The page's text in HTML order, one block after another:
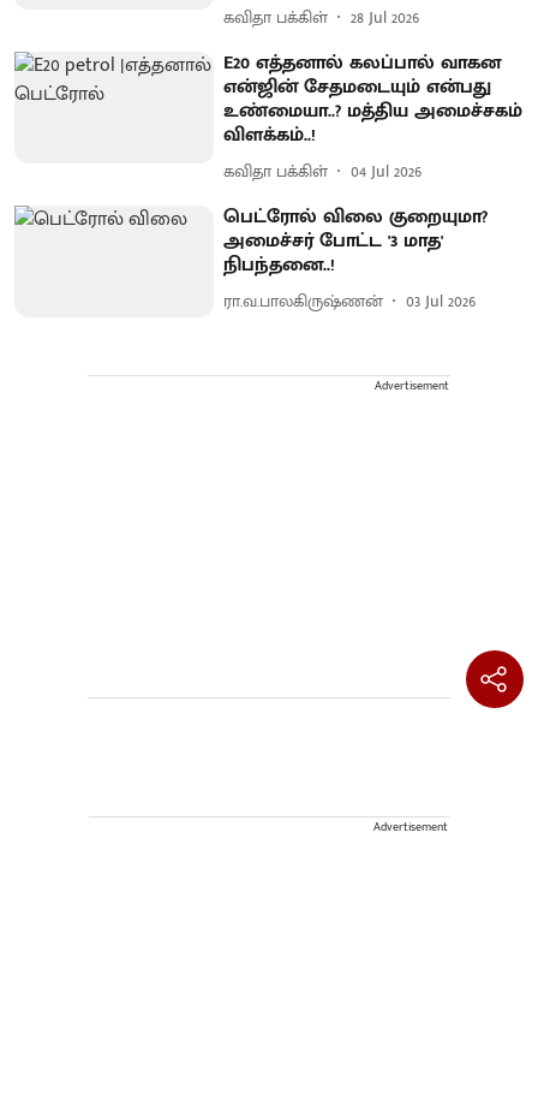
கவிதா பக்கிள் 28 Jul 2026
E20 எத்தனால் கலப்பால் வாகன
என்ஜின் சேதமடையும் என்பது
உண்மையா..? மத்திய அமைச்சகம்
விளக்கம்..!
கவிதா பக்கிள் 04 Jul 2026
பெட்ரோல் விலை குறையுமா?
அமைச்சர் போட்ட '3 மாத'
நிபந்தனை..!
ரா.வ.பாலகிருஷ்ணன் 03 Jul 2026
Advertisement
Advertisement